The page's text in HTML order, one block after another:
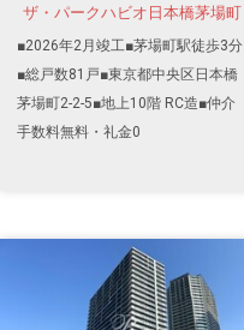
ザ・パークハビオ日本橋茅場町
■2026年2月竣工■茅場町駅徒歩3分
■総戸数81戸■東京都中央区日本橋
茅場町2-2-5■地上10階 RC造■仲介
手数料無料・礼金0